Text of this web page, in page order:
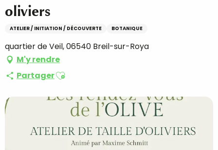
oliviers
ATELIER / INITIATION / DÉCOUVERTE BOTANIQUE
quartier de Veil, 06540 Breil-sur-Roya
M'y rendre
PartagerAjouter aux favoris